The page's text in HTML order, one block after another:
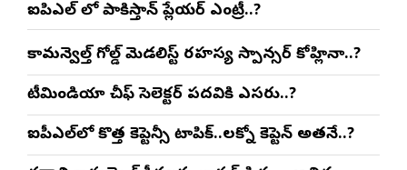
ఐపిఎల్ లో పాకిస్తాన్ ప్లేయర్ ఎంట్రీ..?
కామన్వెల్త్ గోల్డ్ మెడలిస్ట్ రహస్య స్పాన్సర్ కోహ్లినా..?
టీమిండియా చీఫ్ సెలెక్టర్ పదవికి ఎసరు..?
ఐపీఎల్‌లో కొత్త కెప్టెన్సీ టాపిక్..లక్నో కెప్టెన్ అతనే..?